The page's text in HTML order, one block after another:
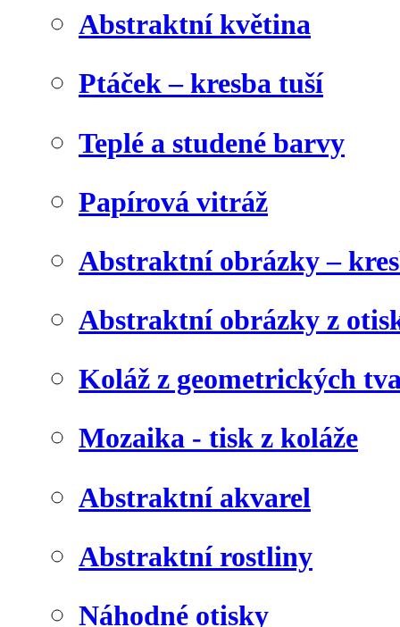
Abstraktní květina
Ptáček – kresba tuší
Teplé a studené barvy
Papírová vitráž
Abstraktní obrázky –
Abstraktní obrázky z
Koláž z geometrických
Mozaika - tisk z koláže
Abstraktní akvarel
Abstraktní rostliny
Náhodné otisky